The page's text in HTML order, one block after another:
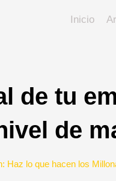
Inicio
de tu
de
Haz lo que hacen los